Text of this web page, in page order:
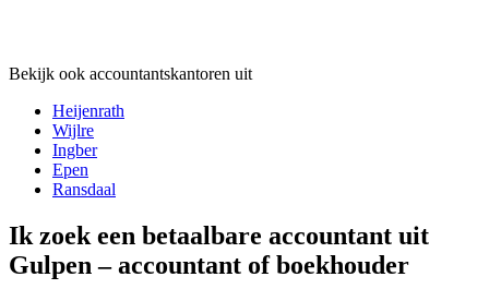
Bekijk ook accountantskantoren uit
Heijenrath
Wijlre
Ingber
Epen
Ransdaal
Ik zoek een betaalbare accountant uit
Gulpen – accountant of boekhouder